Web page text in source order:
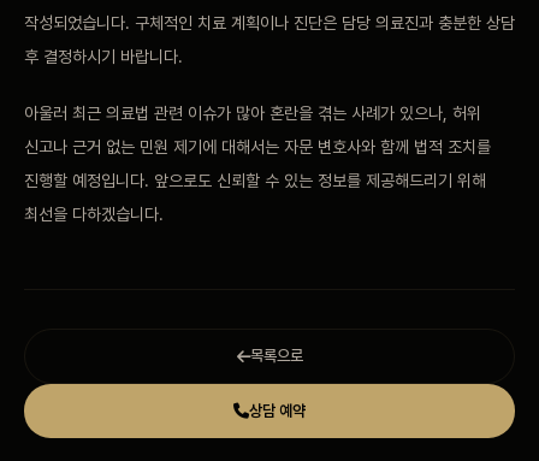
작성되었습니다. 구체적인 치료 계획이나 진단은 담당 의료진과 충분한 상담
후 결정하시기 바랍니다.
아울러 최근 의료법 관련 이슈가 많아 혼란을 겪는 사례가 있으나, 허위
신고나 근거 없는 민원 제기에 대해서는 자문 변호사와 함께 법적 조치를
진행할 예정입니다. 앞으로도 신뢰할 수 있는 정보를 제공해드리기 위해
최선을 다하겠습니다.
목록으로
상담 예약